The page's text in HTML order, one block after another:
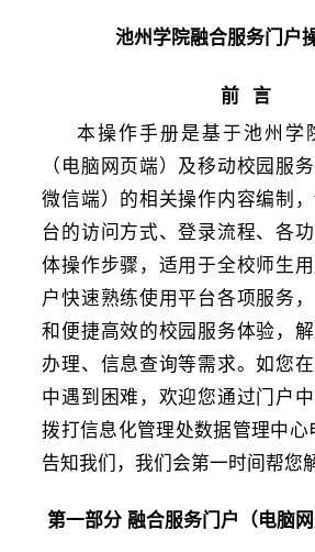
池州学院融合服务门户
前
言
本操作手册是基于池州学
（电脑网页端）及移动校园服
微信端）的相关操作内容编制
台的访问方式、登录流程、各
体操作步骤，适用于全校师生
户快速熟练使用平台各项服务
和便捷高效的校园服务体验，
办理、信息查询等需求。如您
中遇到困难，欢迎您通过门户
拨打信息化管理处数据管理中心
告知我们，我们会第一时间帮您
第一部分 融合服务门户（电脑